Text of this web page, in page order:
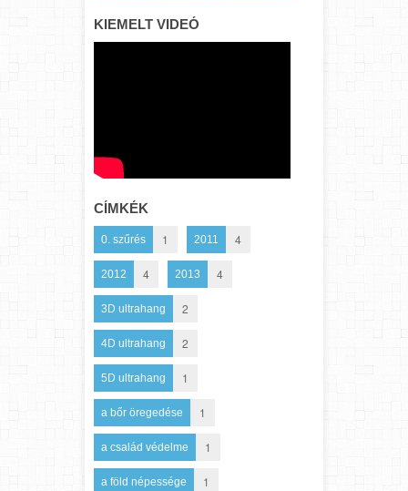
KIEMELT VIDEÓ
CÍMKÉK
0. szűrés 1 2011 4
2012 4 2013 4
3D ultrahang 2
4D ultrahang 2
5D ultrahang 1
a bőr öregedése 1
a család védelme 1
a föld népessége 1